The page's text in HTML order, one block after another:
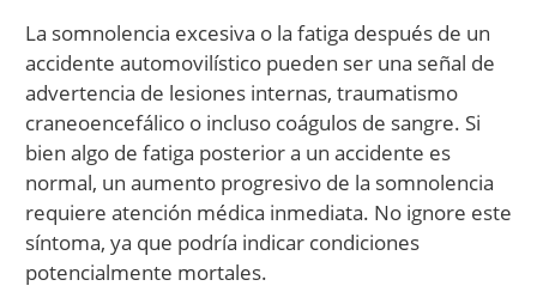
La somnolencia excesiva o la fatiga después de un
accidente automovilístico pueden ser una señal de
advertencia de lesiones internas, traumatismo
craneoencefálico o incluso coágulos de sangre. Si
bien algo de fatiga posterior a un accidente es
normal, un aumento progresivo de la somnolencia
requiere atención médica inmediata. No ignore este
síntoma, ya que podría indicar condiciones
potencialmente mortales.